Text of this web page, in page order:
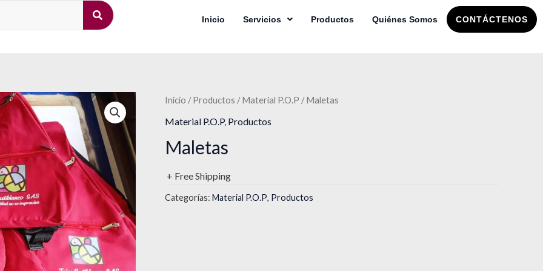
Inicio Servicios Productos Quiénes Somos CONTÁCTENOS
Inicio /Productos /Material P.O.P / Maletas
Material P.O.P, Productos
Maletas
+ Free Shipping
Categorías: Material P.O.P, Productos